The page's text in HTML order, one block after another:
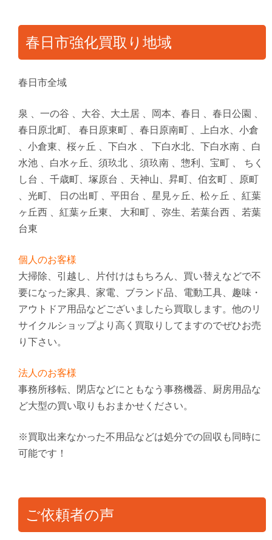
春日市強化買取り地域
春日市全域
泉 、一の谷 、大谷、大土居 、岡本、春日 、春日公園 、
春日原北町、 春日原東町 、春日原南町 、上白水、小倉
、小倉東、桜ヶ丘 、下白水 、 下白水北、下白水南 、白
水池 、白水ヶ丘、須玖北 、須玖南 、惣利、宝町 、 ちく
し台 、千歳町、塚原台 、天神山、昇町、伯玄町 、原町
、光町、 日の出町 、平田台 、星見ヶ丘、松ヶ丘 、紅葉
ヶ丘西 、紅葉ヶ丘東、 大和町 、弥生、若葉台西 、若葉
台東
個人のお客様
大掃除、引越し、片付けはもちろん、買い替えなどで不
要になった家具、家電、ブランド品、電動工具、趣味・
アウトドア用品などございましたら買取します。他のリ
サイクルショップより高く買取りしてますのでぜひお売
り下さい。
法人のお客様
事務所移転、閉店などにともなう事務機器、厨房用品な
ど大型の買い取りもおまかせください。
※買取出来なかった不用品などは処分での回収も同時に
可能です！
ご依頼者の声